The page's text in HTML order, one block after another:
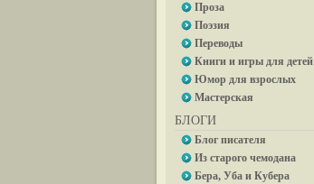
Проза
Поэзия
Переводы
Книги и игры для детей
Юмор для взрослых
Мастерская
БЛОГИ
Блог писателя
Из старого чемодана
Бера, Уба и Кубера